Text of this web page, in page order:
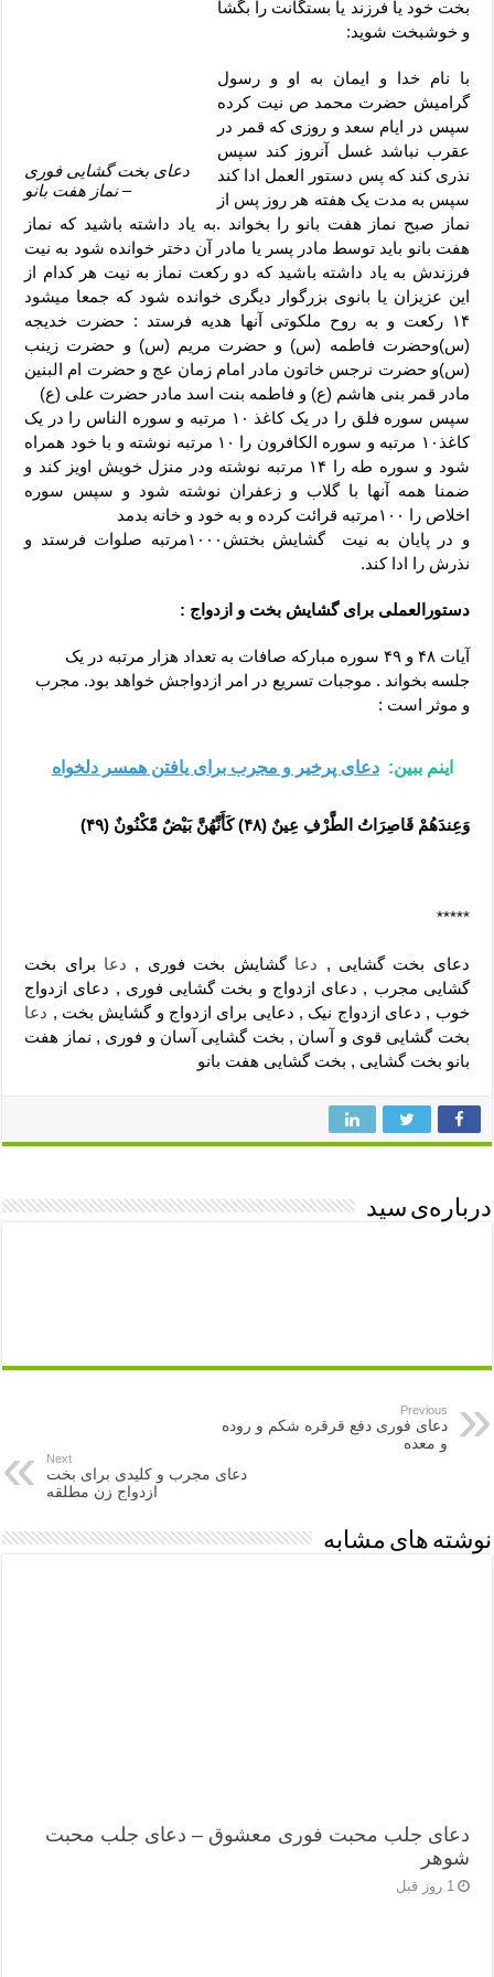
دعای رفع فقر و طلب رزق و روزی – آیه‌ جلب ثروت و برکت مال
لا حول ولا قوة الا بالله برای چشم زخم – دعای چشم زخم ماشاالله
دعای قوی رفع ترس – دعای مجرب برای آرامش قلب و رفع اضطراب
دعا برای پولدار شدن در یک روز – دعای ثروت حضرت سلیمان
دعای بخت گشایی فوری
– نماز هفت بانو
بخت خود یا فرزند یا بستگانت را بگشا
و خوشبخت شوید:
با نام خدا و ایمان به او و رسول
گرامیش حضرت محمد ص نیت کرده
سپس در ایام سعد و روزی که قمر در
عقرب نباشد غسل آنروز کند سپس
نذری کند که پس دستور العمل ادا کند
سپس به مدت یک هفته هر روز پس از
نماز صبح نماز هفت بانو را بخواند .به یاد داشته باشید که نماز
هفت بانو باید توسط مادر پسر یا مادر آن دختر خوانده شود به نیت
فرزندش به یاد داشته باشید که دو رکعت نماز به نیت هر کدام از
این عزیزان یا بانوی بزرگوار دیگری خوانده شود که جمعا میشود
۱۴ رکعت و به روح ملکوتی آنها هدیه فرستد : حضرت خدیجه
(س)وحضرت فاطمه (س) و حضرت مریم (س) و حضرت زینب
(س)و حضرت نرجس خاتون مادر امام زمان عج و حضرت ام البنین
مادر قمر بنی هاشم (ع) و فاطمه بنت اسد مادر حضرت علی (ع)
سپس سوره فلق را در یک کاغذ ۱۰ مرتبه و سوره الناس را در یک
کاغذ۱۰ مرتبه و سوره الکافرون را ۱۰ مرتبه نوشته و با خود همراه
شود و سوره طه را ۱۴ مرتبه نوشته ودر منزل خویش اویز کند و
ضمنا همه آنها با گلاب و زعفران نوشته شود و سپس سوره
اخلاص را ۱۰۰مرتبه قرائت کرده و به خود و خانه بدمد
و در پایان به نیت گشایش بختش۱۰۰۰مرتبه صلوات فرستد و
نذرش را ادا کند.
دستورالعملی برای گشایش بخت و ازدواج :
آیات ۴۸ و ۴۹ سوره مبارکه صافات به تعداد هزار مرتبه در یک
جلسه بخواند . موجبات تسریع در امر ازدواجش خواهد بود. مجرب
و موثر است :
اینم ببین: دعای پرخیر و مجرب برای یافتن همسر دلخواه
وَعِندَهُمْ قَاصِرَاتُ الطَّرْفِ عِینٌ (۴۸)کَأَنَّهُنَّ بَیْضٌ مَّکْنُونٌ (۴۹)
*****
دعای بخت گشایی , دعا گشایش بخت فوری , دعا برای بخت
گشایی مجرب , دعای ازدواج و بخت گشایی فوری , دعای ازدواج
خوب , دعای ازدواج نیک , دعایی برای ازدواج و گشایش بخت , دعا
بخت گشایی قوی و آسان , بخت گشایی آسان و فوری , نماز هفت
بانو بخت گشایی , بخت گشایی هفت بانو
درباره‌ی سید
Previous
دعای فوری دفع قرقره شکم و روده
و معده
Next
دعای مجرب و کلیدی برای بخت
ازدواج زن مطلقه
نوشته های مشابه
دعای جلب محبت فوری معشوق – دعای جلب محبت
شوهر
1 روز قبل